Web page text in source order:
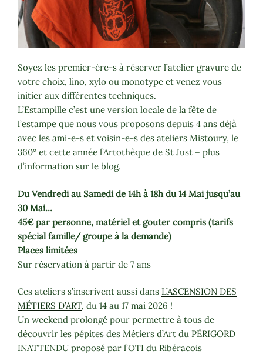
Soyez les premier-ère-s à réserver l’atelier gravure de
votre choix, lino, xylo ou monotype et venez vous
initier aux différentes techniques.
L’Estampille c’est une version locale de la fête de
l’estampe que nous vous proposons depuis 4 ans déjà
avec les ami-e-s et voisin-e-s des ateliers Mistoury, le
360° et cette année l’Artothèque de St Just – plus
d’information sur le blog.
Du Vendredi au Samedi de 14h à 18h du 14 Mai jusqu’au
30 Mai…
45€ par personne, matériel et gouter compris (tarifs
spécial famille/ groupe à la demande)
Places limitées
Sur réservation à partir de 7 ans
Ces ateliers s’inscrivent aussi dans L’ASCENSION DES
MÉTIERS D’ART, du 14 au 17 mai 2026 !
Un weekend prolongé pour permettre à tous de
découvrir les pépites des Métiers d’Art du PÉRIGORD
INATTENDU proposé par l’OTI du Ribéracois